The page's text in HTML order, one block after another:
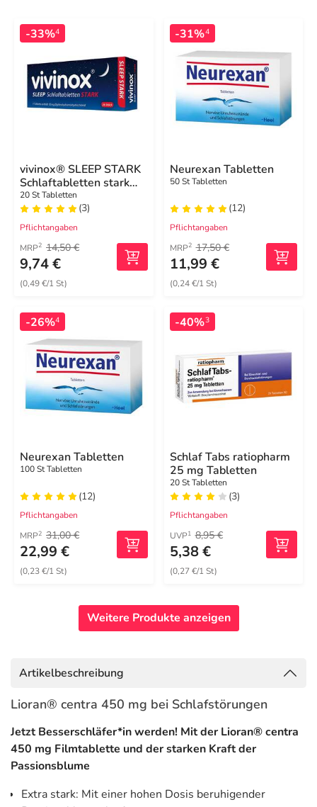
-33%4
vivinox® SLEEP STARK
Schlaftabletten stark
bei Schlafstörungen &
Einschlafproblemen
20 St Tabletten
(3)
Pflichtangaben
MRP2 14,50 €
9,74 €
(0,49 €/1 St)
-31%4
Neurexan Tabletten
50 St Tabletten
(12)
Pflichtangaben
MRP2 17,50 €
11,99 €
(0,24 €/1 St)
-26%4
Neurexan Tabletten
100 St Tabletten
(12)
Pflichtangaben
MRP2 31,00 €
22,99 €
(0,23 €/1 St)
-40%3
Schlaf Tabs ratiopharm
25 mg Tabletten
20 St Tabletten
(3)
Pflichtangaben
UVP1 8,95 €
5,38 €
(0,27 €/1 St)
Weitere Produkte anzeigen
Artikelbeschreibung
Lioran® centra 450 mg bei Schlafstörungen
Jetzt Besserschläfer*in werden! Mit der Lioran® centra
450 mg Filmtablette und der starken Kraft der
Passionsblume
Extra stark: Mit einer hohen Dosis beruhigender